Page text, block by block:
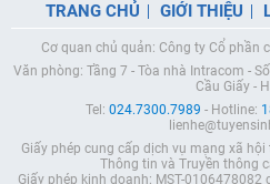
TRANG CHỦ GIỚI THIỆU
Cơ quan chủ quản: Công ty Cổ phần
Văn phòng: Tầng 7 - Tòa nhà Intracom -
Cầu Giấy -
Tel: 024.7300.7989 - Hotline:
Giấy phép cung cấp dịch vụ mạng xã hội
Thông tin và Truyền thông
Giấy phép kinh doanh: MST-